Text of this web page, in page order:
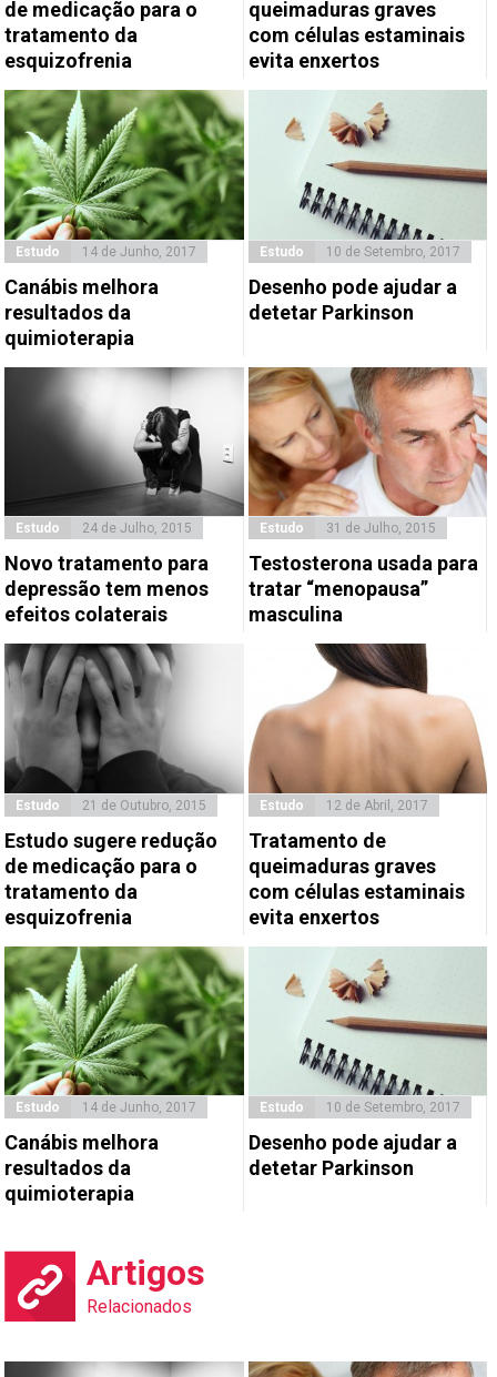
de medicação para o
tratamento da
esquizofrenia
queimaduras graves
com células estaminais
evita enxertos
Estudo 14 de Junho, 2017
Canábis melhora
resultados da
quimioterapia
Estudo 10 de Setembro, 2017
Desenho pode ajudar a
detetar Parkinson
Estudo 24 de Julho, 2015
Novo tratamento para
depressão tem menos
efeitos colaterais
Estudo 31 de Julho, 2015
Testosterona usada para
tratar “menopausa”
masculina
Estudo 21 de Outubro, 2015
Estudo sugere redução
de medicação para o
tratamento da
esquizofrenia
Estudo 12 de Abril, 2017
Tratamento de
queimaduras graves
com células estaminais
evita enxertos
Estudo 14 de Junho, 2017
Canábis melhora
resultados da
quimioterapia
Estudo 10 de Setembro, 2017
Desenho pode ajudar a
detetar Parkinson
Artigos
Relacionados